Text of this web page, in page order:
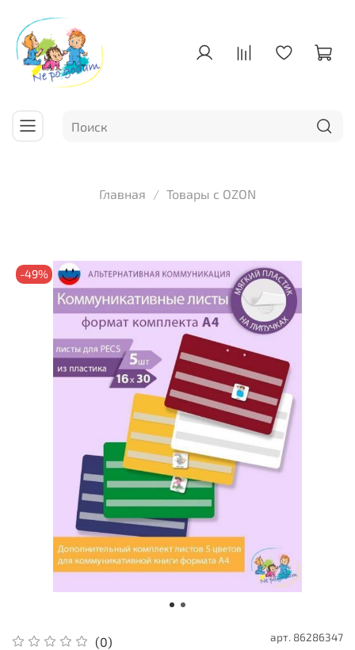
Главная Товары с OZON
-49%
(0) арт. 86286347